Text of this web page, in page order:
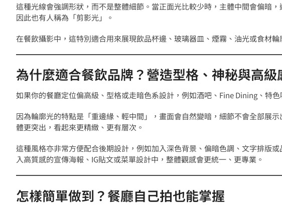
這種光線會強調形狀，而不是整體細節。當正面光比較少時，主體中間會偏暗
因此也有人稱為「剪影光」。
在餐飲攝影中，這特別適合用來展現飲品杯邊、玻璃器皿、煙霧、油光或食材輪
為什麼適合餐飲品牌？營造型格、神秘與高級
如果你的餐廳定位偏高級、型格或走暗色系設計，例如酒吧、Fine Dining、特
因為輪廓光的特點是「重邊緣、輕中間」，畫面會自然變暗，細節不會全部展
體更突出，看起來更精緻、更有層次。
這種風格亦非常方便配合後期設計，例如加入深色背景、偏暗色調、文字排版
入高質感的宣傳海報、IG貼文或菜單設計中，整體觀感會更統一、更專業。
怎樣簡單做到？餐廳自己拍也能掌握